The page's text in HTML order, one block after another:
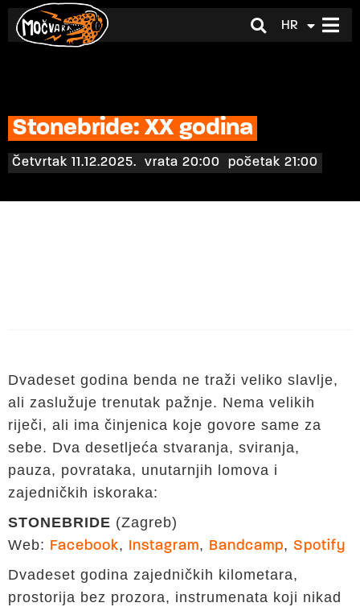
HR
EN
Stonebride: XX godina
Četvrtak 11.12.2025. vrata 20:00 početak 21:00
Dvadeset godina benda ne traži veliko slavlje,
ali zaslužuje trenutak pažnje. Nema velikih
riječi, ali ima činjenica koje govore same za
sebe. Dva desetljeća stvaranja, sviranja,
pauza, povrataka, unutarnjih lomova i
zajedničkih iskoraka:
STONEBRIDE (Zagreb)
Web: Facebook, Instagram, Bandcamp, Spotify
Dvadeset godina zajedničkih kilometara,
prostorija bez prozora, instrumenata koji nikad